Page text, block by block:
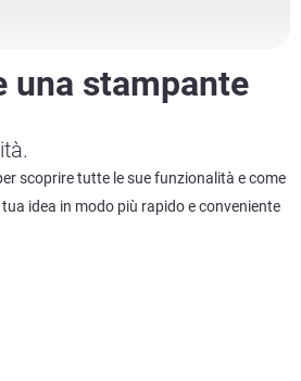
una stampante
scoprire tutte le sue funzionalità e come
idea in modo più rapido e conveniente